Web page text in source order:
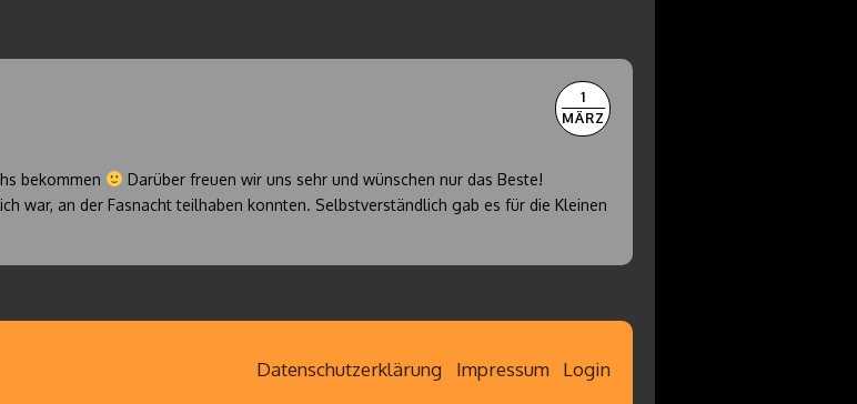
1
MÄRZ
bekommen
Darüber freuen wir uns sehr und wünschen nur das Beste!
war, an der Fasnacht teilhaben konnten. Selbstverständlich gab es für die Kleinen
Datenschutzerklärung Impressum Login